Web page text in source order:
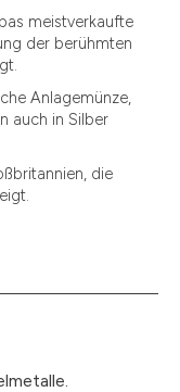
meistverkaufte
der berühmten
Anlagemünze,
auch in Silber
die